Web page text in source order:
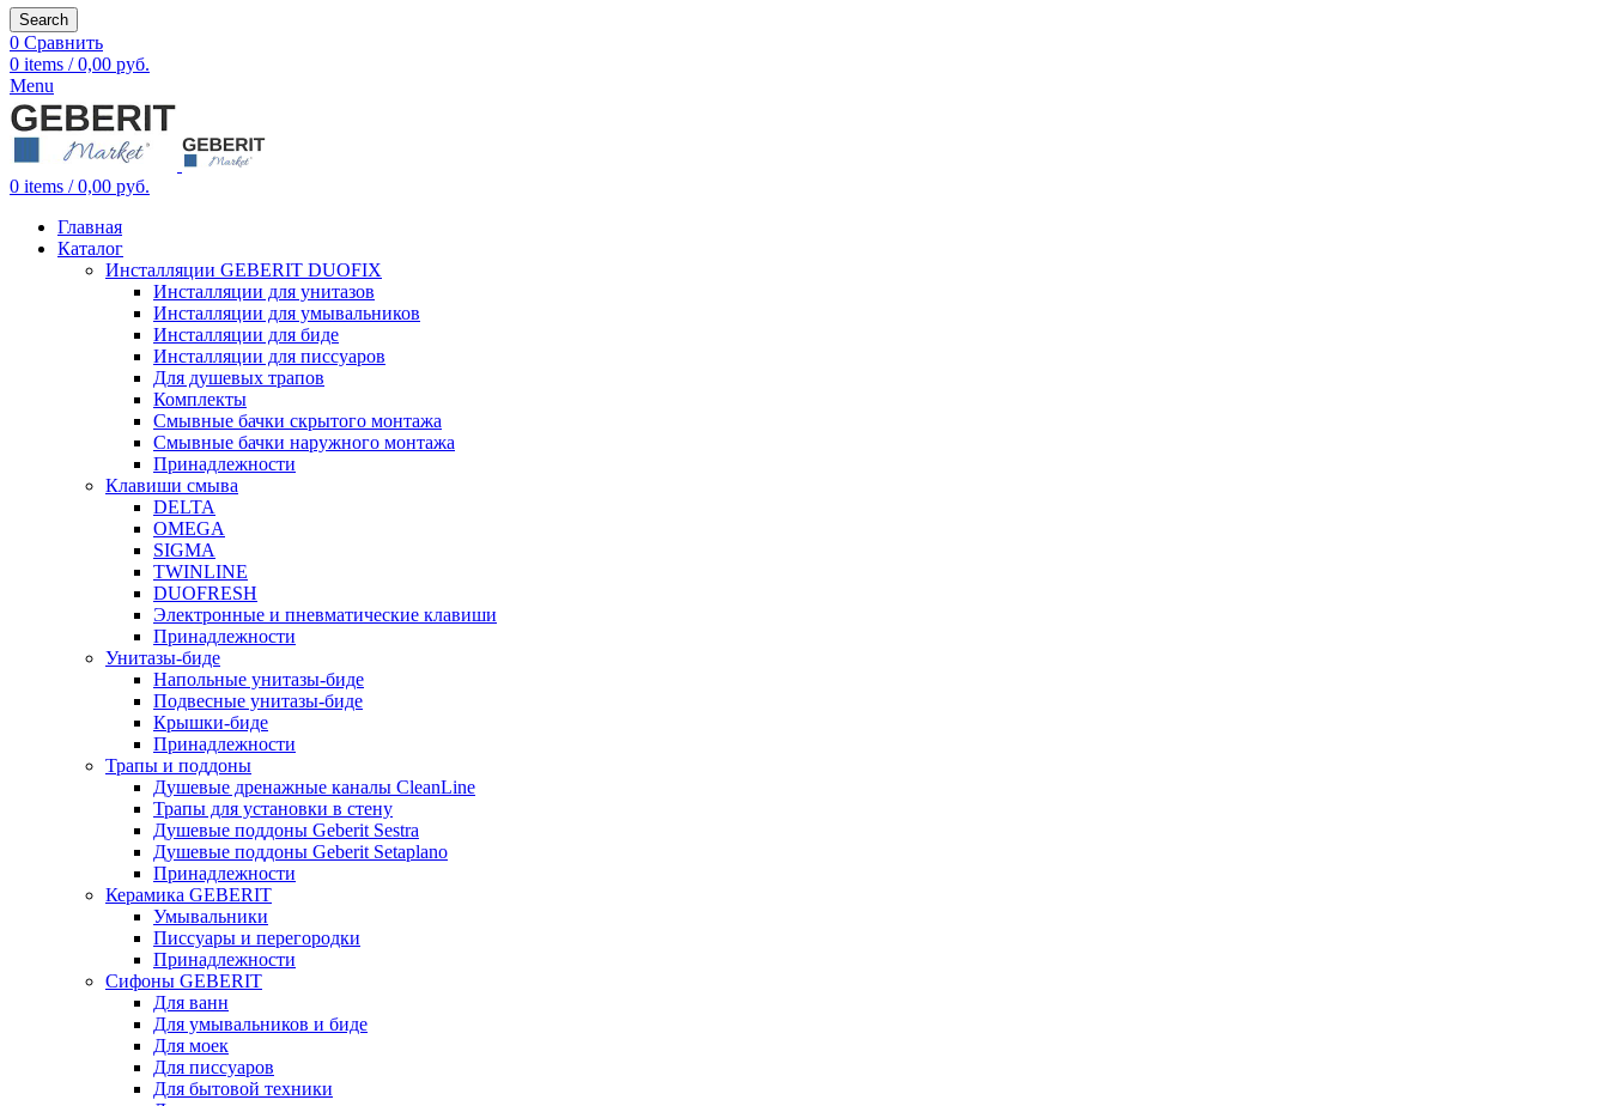
Search
0 Сравнить
0 items / 0,00 руб.
Menu
0 items / 0,00 руб.
Главная
Каталог
Инсталляции GEBERIT DUOFIX
Инсталляции для унитазов
Инсталляции для умывальников
Инсталляции для биде
Инсталляции для писсуаров
Для душевых трапов
Комплекты
Смывные бачки скрытого монтажа
Смывные бачки наружного монтажа
Принадлежности
Клавиши смыва
DELTA
OMEGA
SIGMA
TWINLINE
DUOFRESH
Электронные и пневматические клавиши
Принадлежности
Унитазы-биде
Напольные унитазы-биде
Подвесные унитазы-биде
Крышки-биде
Принадлежности
Трапы и поддоны
Душевые дренажные каналы CleanLine
Трапы для установки в стену
Душевые поддоны Geberit Sestra
Душевые поддоны Geberit Setaplano
Принадлежности
Керамика GEBERIT
Умывальники
Писсуары и перегородки
Принадлежности
Сифоны GEBERIT
Для ванн
Для умывальников и биде
Для моек
Для писсуаров
Для бытовой техники